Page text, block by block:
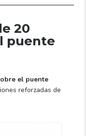
20
puente
el puente
reforzadas de